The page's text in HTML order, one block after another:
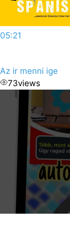
05:21
Az ir menni ige
73views